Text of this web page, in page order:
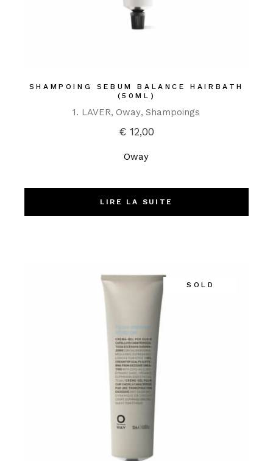
SHAMPOING SEBUM BALANCE HAIRBATH
(50ML)
1. LAVER Oway Shampoings
€12,00
Oway
LIRE LA SUITE
SOLD